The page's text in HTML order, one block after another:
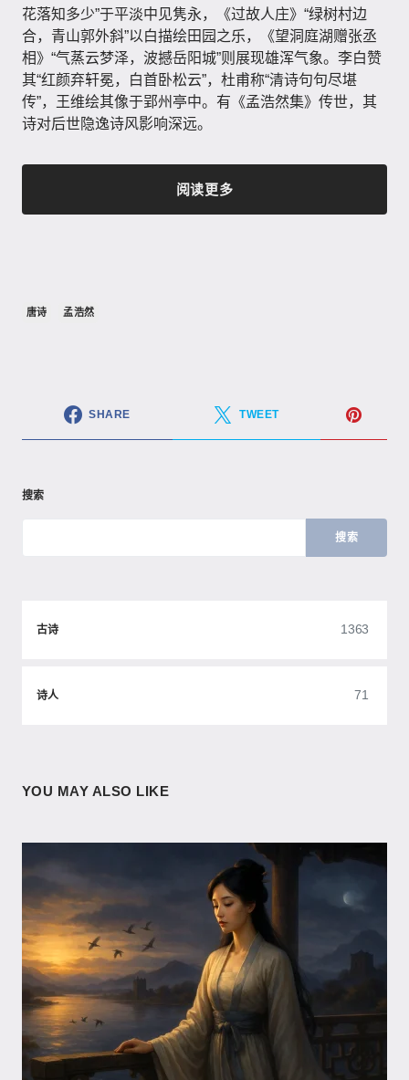
花落知多少”于平淡中见隽永，《过故人庄》“绿树村边
合，青山郭外斜”以白描绘田园之乐，《望洞庭湖赠张丞
相》“气蒸云梦泽，波撼岳阳城”则展现雄浑气象。李白赞
其“红颜弃轩冕，白首卧松云”，杜甫称“清诗句句尽堪
传”，王维绘其像于郢州亭中。有《孟浩然集》传世，其
诗对后世隐逸诗风影响深远。
阅读更多
唐诗 孟浩然
SHARE TWEET
搜索
搜索
古诗 1363
诗人 71
YOU MAY ALSO LIKE